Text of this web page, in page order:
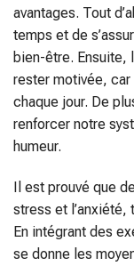
avantages. Tout
temps et de
bien-être. Ensuite,
rester motivée, car
chaque jour. De
renforcer notre
humeur.
Il est prouvé que
stress et l’anxiété,
En intégrant des
se donne les